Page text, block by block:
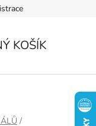
KOŠÍK
/